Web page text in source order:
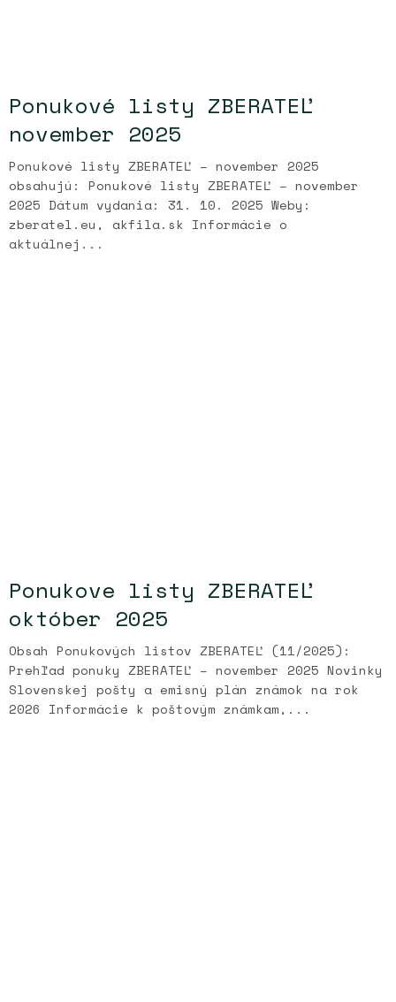
Ponukové listy ZBERATEĽ
november 2025
Ponukové listy ZBERATEĽ – november 2025
obsahujú: Ponukové listy ZBERATEĽ – november
2025 Dátum vydania: 31. 10. 2025 Weby:
zberatel.eu, akfila.sk Informácie o
aktuálnej...
Ponukove listy ZBERATEĽ
október 2025
Obsah Ponukových listov ZBERATEĽ (11/2025):
Prehľad ponuky ZBERATEĽ – november 2025 Novinky
Slovenskej pošty a emisný plán známok na rok
2026 Informácie k poštovým známkam,...